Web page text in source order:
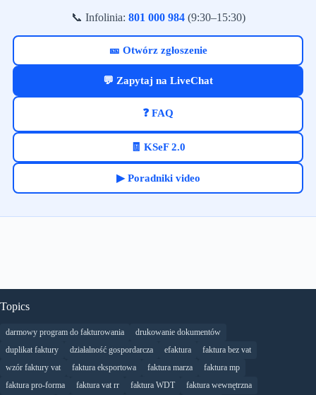
📞 Infolinia: 801 000 984(9:30–15:30)
🎫 Otwórz zgłoszenie
💬 Zapytaj na LiveChat
❓ FAQ
🧾 KSeF 2.0
▶ Poradniki video
Topics
darmowy program do fakturowania
drukowanie dokumentów
duplikat faktury
działalność gospordarcza efaktura
faktura bez vat
wzór faktury vat
faktura eksportowa faktura marza
faktura mp
faktura pro-forma
faktura vat rr faktura WDT
faktura wewnętrzna